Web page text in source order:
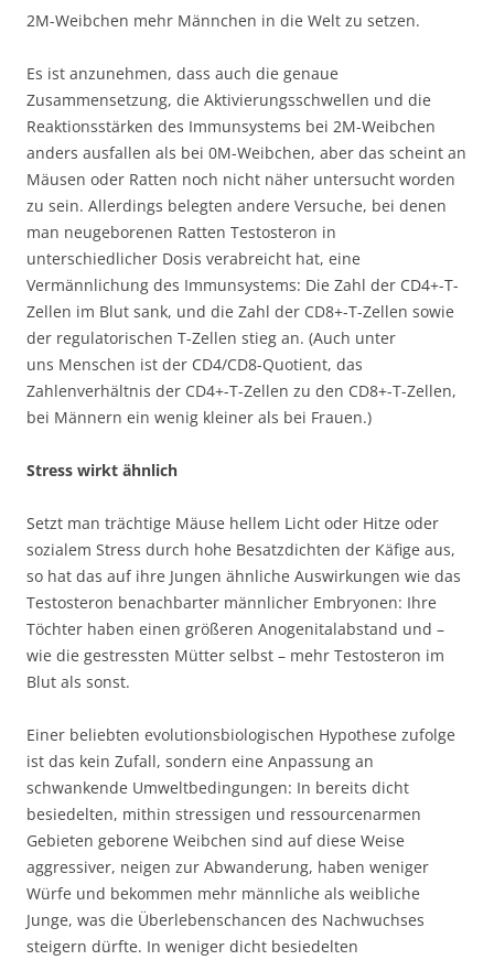
2M-Weibchen mehr Männchen in die Welt zu setzen.
Es ist anzunehmen, dass auch die genaue
Zusammensetzung, die Aktivierungsschwellen und die
Reaktionsstärken des Immunsystems bei 2M-Weibchen
anders ausfallen als bei 0M-Weibchen, aber das scheint an
Mäusen oder Ratten noch nicht näher untersucht worden
zu sein. Allerdings belegten andere Versuche, bei denen
man neugeborenen Ratten Testosteron in
unterschiedlicher Dosis verabreicht hat, eine
Vermännlichung des Immunsystems: Die Zahl der CD4+-T-
Zellen im Blut sank, und die Zahl der CD8+-T-Zellen sowie
der regulatorischen T-Zellen stieg an. (Auch unter
uns Menschen ist der CD4/CD8-Quotient, das
Zahlenverhältnis der CD4+-T-Zellen zu den CD8+-T-Zellen,
bei Männern ein wenig kleiner als bei Frauen.)
Stress wirkt ähnlich
Setzt man trächtige Mäuse hellem Licht oder Hitze oder
sozialem Stress durch hohe Besatzdichten der Käfige aus,
so hat das auf ihre Jungen ähnliche Auswirkungen wie das
Testosteron benachbarter männlicher Embryonen: Ihre
Töchter haben einen größeren Anogenitalabstand und –
wie die gestressten Mütter selbst – mehr Testosteron im
Blut als sonst.
Einer beliebten evolutionsbiologischen Hypothese zufolge
ist das kein Zufall, sondern eine Anpassung an
schwankende Umweltbedingungen: In bereits dicht
besiedelten, mithin stressigen und ressourcenarmen
Gebieten geborene Weibchen sind auf diese Weise
aggressiver, neigen zur Abwanderung, haben weniger
Würfe und bekommen mehr männliche als weibliche
Junge, was die Überlebenschancen des Nachwuchses
steigern dürfte. In weniger dicht besiedelten